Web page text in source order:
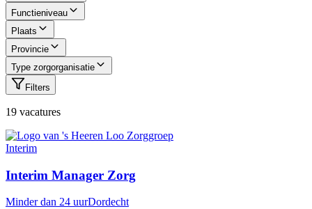
Functieniveau
Plaats
Provincie
Type zorgorganisatie
Filters
19 vacatures
Interim
Interim Manager Zorg
Minder dan 24 uurDordecht